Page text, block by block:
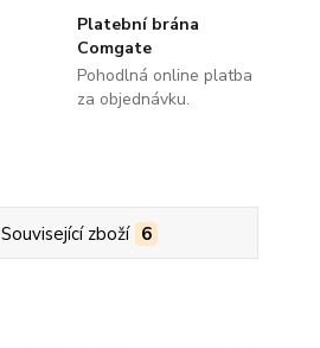
Platební brána
Comgate
Pohodlná online platba
za objednávku.
Související zboží 6